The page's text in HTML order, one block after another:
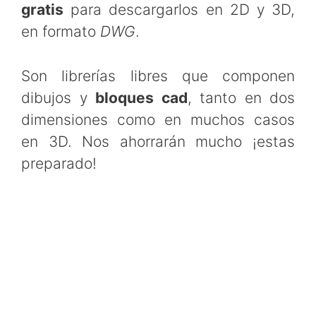
gratis para descargarlos en 2D y 3D,
en formato DWG.
Son librerías libres que componen
dibujos y bloques cad, tanto en dos
dimensiones como en muchos casos
en 3D. Nos ahorrarán mucho ¡estas
preparado!